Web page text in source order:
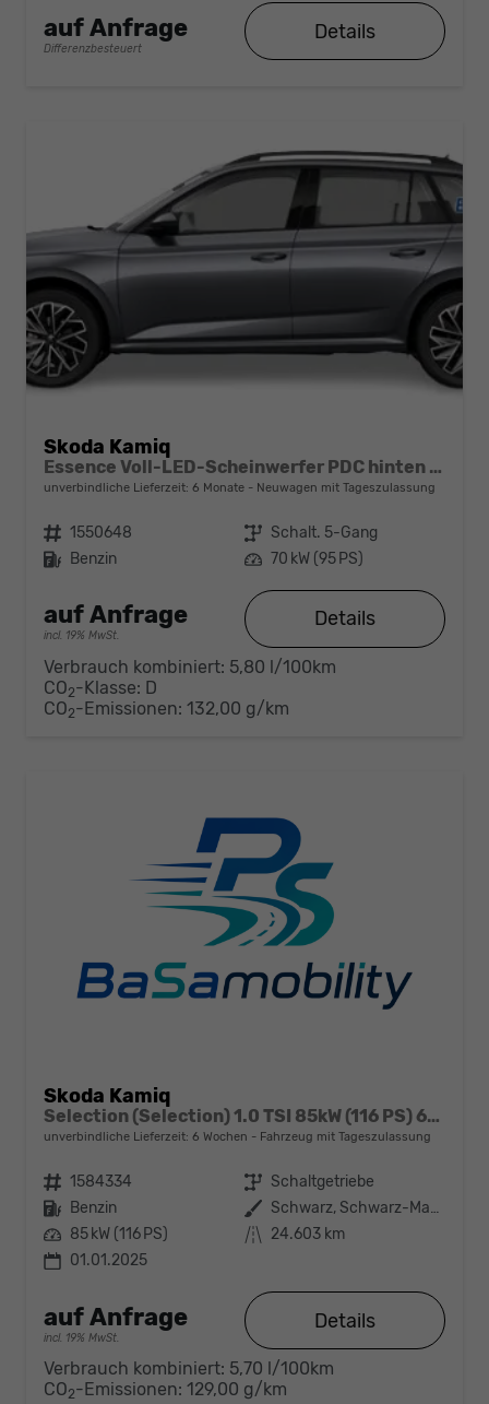
auf Anfrage
Differenzbesteuert
Details
Skoda Kamiq
Essence Voll-LED-Scheinwerfer PDC hinten Klima
unverbindliche Lieferzeit: 6 Monate Neuwagen mit Tageszulassung
Fahrzeugnr. 1550648 Getriebe Schalt. 5-Gang
Kraftstoff Benzin Leistung 70 kW (95 PS)
auf Anfrage
incl. 19% MwSt.
Details
Verbrauch kombiniert: 5,80 l/100km
CO2-Klasse: D
CO2-Emissionen: 132,00 g/km
Skoda Kamiq
Selection (Selection) 1.0 TSI 85kW (116 PS) 6-Gang Schaltgetriebe
unverbindliche Lieferzeit: 6 Wochen Fahrzeug mit Tageszulassung
Fahrzeugnr. 1584334 Getriebe Schaltgetriebe
Kraftstoff Benzin Außenfarbe
Schwarz, Schwarz-Magic Perleffekt (1Z)
Leistung 85 kW (116 PS) Kilometerstand 24.603 km
01.01.2025
auf Anfrage
incl. 19% MwSt.
Details
Verbrauch kombiniert: 5,70 l/100km
CO2-Emissionen: 129,00 g/km